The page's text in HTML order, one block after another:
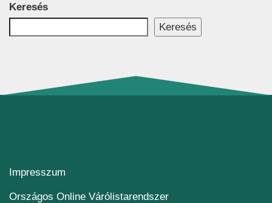
Keresés
Keresés
Impresszum
Országos Online Várólistarendszer(új ablakban nyílik